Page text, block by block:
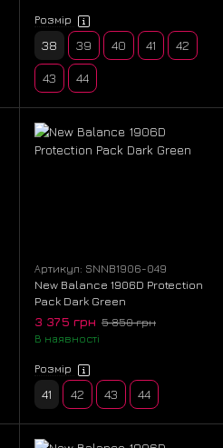
Розмір
38 39 40 41 42
43 44
Артикул: SNNB1906-049
New Balance 1906D Protection
Pack Dark Green
3 375 грн 5 850 грн
В наявності
Розмір
41 42 43 44